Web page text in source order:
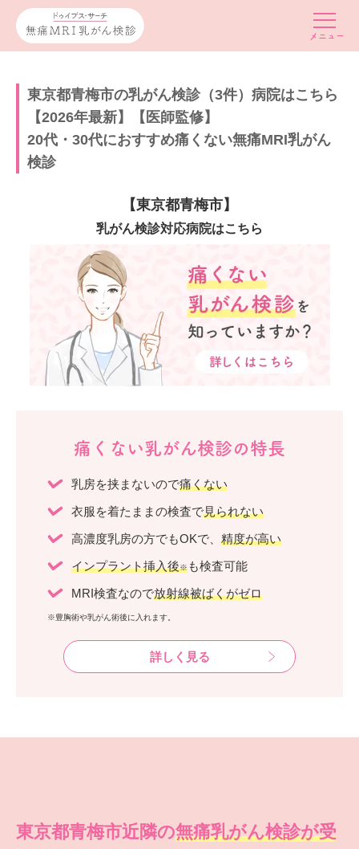
東京都青梅市の乳がん検診（3件）病院はこちら
【2026年最新】【医師監修】
20代・30代におすすめ痛くない無痛MRI乳がん
検診
【東京都青梅市】
乳がん検診対応病院はこちら
痛くない乳がん検診の特長
乳房を挟まないので痛くない
衣服を着たままの検査で見られない
高濃度乳房の方でもOKで、 精度が高い
インプラント挿入後※ も検査可能
MRI検査なので放射線被ばくがゼロ
※豊胸術や乳がん術後に入れます。
詳しく見る
東京都青梅市近隣の無痛乳がん検診が受